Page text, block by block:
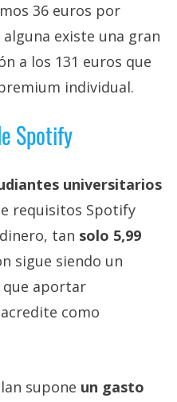
36 euros por
existe una gran
a los 131 euros que
individual.
Spotify
universitarios
requisitos Spotify
tan solo 5,99
sigue siendo un
aportar
como
supone un gasto